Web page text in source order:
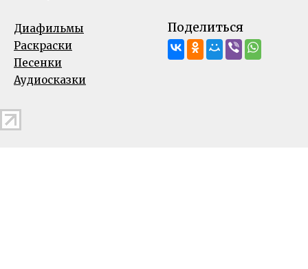
Диафильмы
Раскраски
Песенки
Аудиосказки
Поделиться